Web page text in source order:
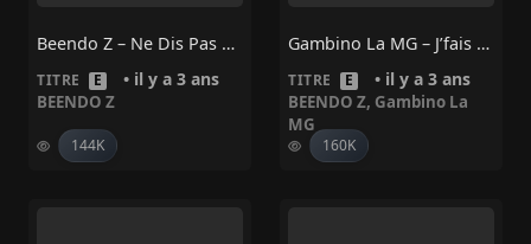
Beendo Z – Ne Dis Pas Non
TITRE E • il y a 3 ans
BEENDO Z
144K
Gambino La MG – J’fais Ça (feat. Beendo Z)
TITRE E • il y a 3 ans
BEENDO Z, Gambino La
MG
160K